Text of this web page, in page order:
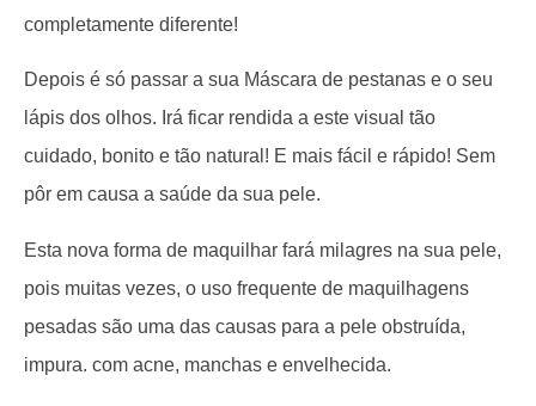
completamente diferente!
Depois é só passar a sua Máscara de pestanas e o seu
lápis dos olhos. Irá ficar rendida a este visual tão
cuidado, bonito e tão natural! E mais fácil e rápido! Sem
pôr em causa a saúde da sua pele.
Esta nova forma de maquilhar fará milagres na sua pele,
pois muitas vezes, o uso frequente de maquilhagens
pesadas são uma das causas para a pele obstruída,
impura. com acne, manchas e envelhecida.